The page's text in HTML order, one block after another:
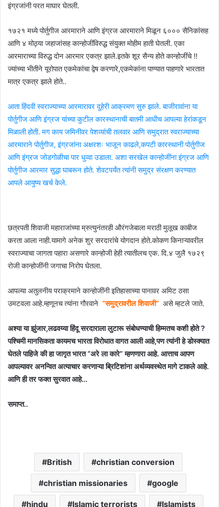
इंग्रजांनी परत माघार घेतली.
१७२१ मध्ये पोर्तुगीज आरमाराने आणि इंग्रज आरमाराने मिळून ६००० सैनिकांसह
आणि ४ मोठ्या जहाजांसह कान्होजींविरुद्ध संयुक्त मोहीम हाती घेतली. एका
आरमाराच्या विरुद्ध दोन आरमार एकत्र झाले.इतके शूर सैन्य होते कान्होजींचे !!
ज्यांच्या भीतीने यूरोपात एकमेकांचा द्वेष करणारे,एकमेकांना पाण्यात पाहणारे भारतात
मात्र एकत्र झाले होते..
आता हिंदवी स्वराज्याच्या आरमारावर दुहेरी आक्रमण सुरु झाले. बाजीरावांना या
पोर्तुगीज आणि इंग्रज यांच्या कुटील कारस्थानाची बातमी आधीच आपल्या हेरांकडून
मिळाली होती. मग काय जमिनीवर पेशव्यांची तलवार आणि समुद्रात स्वराज्याच्या
आरमाराने पोर्तुगीज, इंग्रजांना अक्षरशः भाजून काढले,कपटी कारस्थानी पोर्तुगीज
आणि इंग्रज जोडगोळीचा पार धुव्वा उडाला. अशा सरखेल कान्होजींना इंग्रज आणि
पोर्तुगीज आरमार सुद्धा घाबरून होते. शेवटपर्यंत त्यांनी समुद्र संरक्षण करण्यात
आपले आयुष्य खर्च केले.
छत्रपती शिवाजी महाराजांच्या म्रुत्युनंतरही औरंगजेबाला मराठी मुलूख काबीज
करता आला नाही.यामागे अनेक शुर सरदारांचे योगदान होते.कोकण किनाऱ्यावरील
स्वराज्याचा जागता पहारा असणारे कान्होजी हेही त्यातीलच एक. दि.४ जुलै १७२९
रोजी कान्होजींनी जगाचा निरोप घेतला.
आपल्या अतुलनीय पराक्रमाने कान्होजींनी इतिहासाच्या पानावर अमिट ठसा
उमटवला आहे.म्हणूनच त्यांना गौरवाने “समुद्रावरील शिवाजी” असे म्हटले जाते.
अश्या या झुंजार,लढवय्या हिंदू सरदाराला लुटारू संबोधण्याची हिम्मतच कशी होते ?
पश्चिमी मानसिकता कायमच भारता विरोधात वागत आली आहे,पण त्यांनी हे डोस्क्यात
घेतले पाहिजे की हा जागृत भारत “अरे ला कारे” म्हणणारा आहे. आत्ताच आपण
आपल्यावर अनन्वित अत्याचार करणाऱ्या ब्रिटिशांना अर्थव्यवस्थेत मागे टाकले आहे.
आणि ही तर फक्त सुरवात आहे…
समाप्त..
British christian conversion
christian missionaries google
hindu Islamic terrorists Islamists